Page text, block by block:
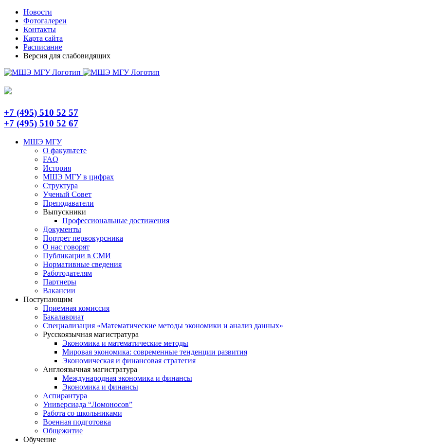
Skip
content
TelegramНовости
Фотогалереи
Контакты
Карта сайта
Расписание
Версия для слабовидящих
+7 (495) 510 52 57
+7 (495) 510 52 67
МШЭ МГУ
О факультете
FAQ
История
МШЭ МГУ в цифрах
Структура
Ученый Совет
Преподаватели
Выпускники
Профессиональные достижения
Документы
Портрет первокурсника
О нас говорят
Публикации в СМИ
Нормативные сведения
Работодателям
Партнеры
Вакансии
Поступающим
Приемная комиссия
Бакалавриат
Специализация «Математические методы экономики и анализ данных»
Русскоязычная магистратура
Экономика и математические методы
Мировая экономика: современные тенденции развития
Экономическая и финансовая стратегия
Англоязычная магистратура
Международная экономика и финансы
Экономика и финансы
Аспирантура
Универсиада “Ломоносов”
Работа со школьниками
Военная подготовка
Общежитие
Обучение